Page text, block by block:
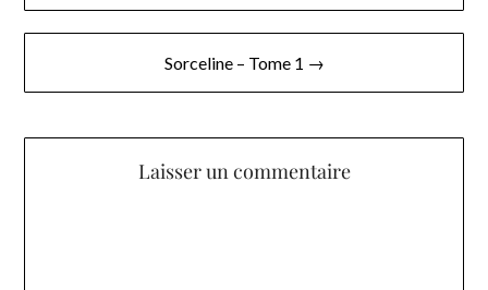
de
Sorceline – Tome 1 →
Laisser un commentaire